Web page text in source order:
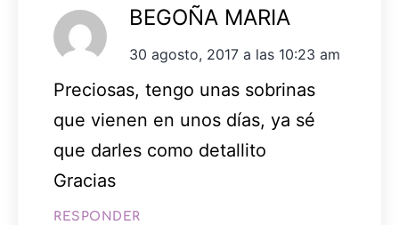
BEGOÑA MARIA
30 agosto, 2017 a las 10:23 am
Preciosas, tengo unas sobrinas
que vienen en unos días, ya sé
que darles como detallito
Gracias
RESPONDER